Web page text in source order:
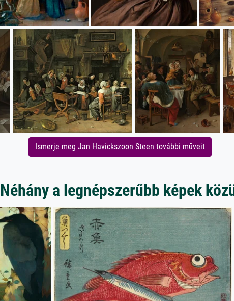
Ismerje meg Jan Havickszoon Steen további műveit
Néhány a legnépszerűbb képek